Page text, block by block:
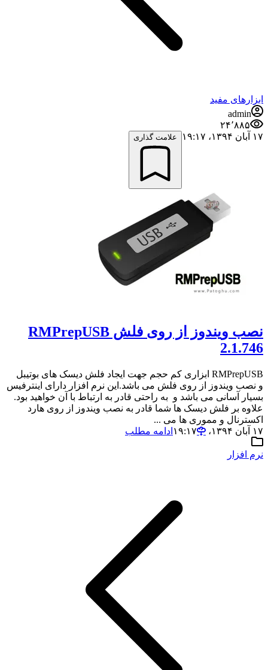
ابزارهای مفید
admin
۲۴٬۸۸۵
۱۷ آبان ۱۳۹۴،‏ ۱۹:۱۷
علامت گذاری
نصب ویندوز از روی فلش RMPrepUSB
2.1.746
RMPrepUSB ابزاری کم حجم جهت ایجاد فلش دیسک های بوتیبل
و نصب ویندوز از روی فلش می باشد.این نرم افزار دارای اینترفیس
بسیار آسانی می باشد و به راحتی قادر به ارتباط با آن خواهید بود.
علاوه بر فلش دیسک ها شما قادر به نصب ویندوز از روی هارد
اکسترنال و مموری ها می ...
۱۷ آبان ۱۳۹۴،‏ ۱۹:۱۷
ادامه مطلب
نرم افزار